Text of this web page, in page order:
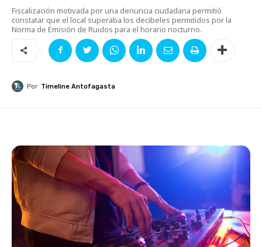
Fiscalización motivada por una denuncia ciudadana permitió
constatar que el local superaba los decibeles permitidos por la
Norma de Emisión de Ruidos para el horario nocturno.
Por Timeline Antofagasta